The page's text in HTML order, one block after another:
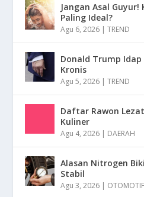
Jangan Asal
Paling Ideal?
Agu 6, 2026 |TREND
Donald Trump Idap
Kronis
Agu 5, 2026 |TREND
Daftar Rawon
Kuliner
Agu 4, 2026 | DAERAH
Alasan Nitrogen
Stabil
Agu 3, 2026 | OTOMOTIF